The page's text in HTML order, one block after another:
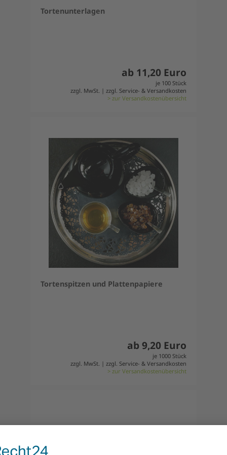
Tortenunterlagen
ab 11,20 Euro
je 100 Stück
zzgl. MwSt. | zzgl. Service- & Versandkosten
> zur Versandkostenübersicht
Tortenspitzen und Plattenpapiere
ab 9,20 Euro
je 1000 Stück
zzgl. MwSt. | zzgl. Service- & Versandkosten
> zur Versandkostenübersicht